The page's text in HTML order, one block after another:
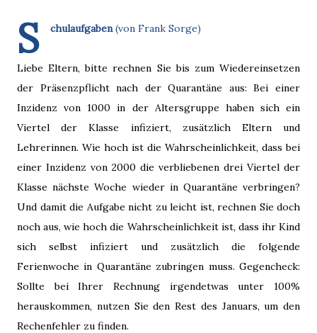
S chulaufgaben(von Frank Sorge)
Liebe Eltern, bitte rechnen Sie bis zum Wiedereinsetzen
der Präsenzpflicht nach der Quarantäne aus: Bei einer
Inzidenz von 1000 in der Altersgruppe haben sich ein
Viertel der Klasse infiziert, zusätzlich Eltern und
Lehrerinnen. Wie hoch ist die Wahrscheinlichkeit, dass bei
einer Inzidenz von 2000 die verbliebenen drei Viertel der
Klasse nächste Woche wieder in Quarantäne verbringen?
Und damit die Aufgabe nicht zu leicht ist, rechnen Sie doch
noch aus, wie hoch die Wahrscheinlichkeit ist, dass ihr Kind
sich selbst infiziert und zusätzlich die folgende
Ferienwoche in Quarantäne zubringen muss. Gegencheck:
Sollte bei Ihrer Rechnung irgendetwas unter 100%
herauskommen, nutzen Sie den Rest des Januars, um den
Rechenfehler zu finden.